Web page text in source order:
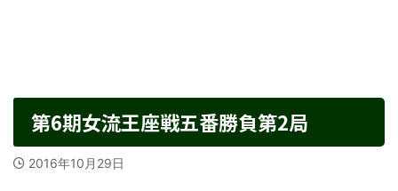
第6期女流王座戦五番勝負第2局
2016年10月29日